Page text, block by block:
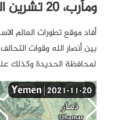
ومأرب، 20 تشرين الثاني \ نوفمبر 2021
أفاد موقع تطورات العالم
بين أنصار الله وقوات
لمحافظة الحديدة وكذلك